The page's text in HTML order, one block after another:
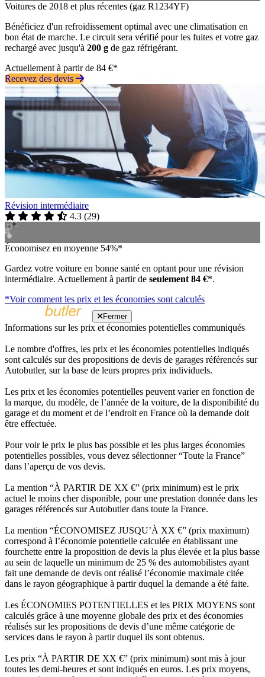
Voitures de 2018 et plus récentes (gaz R1234YF)
Bénéficiez d'un refroidissement optimal avec une climatisation en
bon état de marche. Le circuit sera vérifié pour les fuites et votre gaz
rechargé avec jusqu'à 200 g de gaz réfrigérant.
Actuellement à partir de 84 €*
Recevez des devis
Révision intermédiaire
4.3 (29)
Économisez en moyenne 54%*
Gardez votre voiture en bonne santé en optant pour une révision
intermédiaire. Actuellement à partir de seulement 84 €*.
*Voir comment les prix et les économies sont calculés
Fermer
Informations sur les prix et économies potentielles communiqués
Le nombre d'offres, les prix et les économies potentielles indiqués
sont calculés sur des propositions de devis de garages référencés sur
Autobutler, sur la base de leurs propres prix individuels.
Les prix et les économies potentielles peuvent varier en fonction de
la marque, du modèle, de l’année de la voiture, de la disponibilité du
garage et du moment et de l’endroit en France où la demande doit
être effectuée.
Pour voir le prix le plus bas possible et les plus larges économies
potentielles possibles, vous devez sélectionner “Toute la France”
dans l’aperçu de vos devis.
La mention “À PARTIR DE XX €” (prix minimum) est le prix
actuel le moins cher disponible, pour une prestation donnée dans les
garages référencés sur Autobutler dans toute la France.
La mention “ÉCONOMISEZ JUSQU’À XX €” (prix maximum)
correspond à l’économie potentielle calculée en établissant une
fourchette entre la proposition de devis la plus élevée et la plus basse
au sein de laquelle un minimum de 25 % des automobilistes ayant
fait une demande de devis ont réalisé l’économie maximale citée
dans le rayon géographique à partir duquel la demande a été faite.
Les ÉCONOMIES POTENTIELLES et les PRIX MOYENS sont
calculés grâce à une moyenne globale des prix et des économies
réalisés sur les propositions de devis d’une même catégorie de
services dans le rayon à partir duquel ils sont obtenus.
Les prix “À PARTIR DE XX €” (prix minimum) sont mis à jour
toutes les demi-heures et sont indiqués en euros. Les prix moyens,